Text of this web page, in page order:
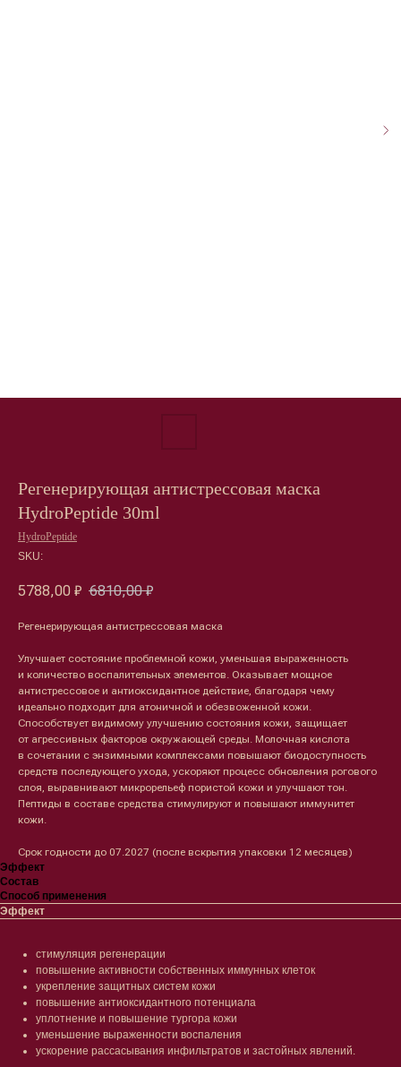
Регенерирующая антистрессовая маска
HydroPeptide 30ml
HydroPeptide
SKU:
5788,00 ₽ 6810,00 ₽
Регенерирующая антистрессовая маска
Улучшает состояние проблемной кожи, уменьшая выраженность
и количество воспалительных элементов. Оказывает мощное
антистрессовое и антиоксидантное действие, благодаря чему
идеально подходит для атоничной и обезвоженной кожи.
Способствует видимому улучшению состояния кожи, защищает
от агрессивных факторов окружающей среды. Молочная кислота
в сочетании с энзимными комплексами повышают биодоступность
средств последующего ухода, ускоряют процесс обновления рогового
слоя, выравнивают микрорельеф пористой кожи и улучшают тон.
Пептиды в составе средства стимулируют и повышают иммунитет
кожи.
Срок годности до 07.2027 (после вскрытия упаковки 12 месяцев)
Эффект
Состав
Способ применения
Эффект
стимуляция регенерации
повышение активности собственных иммунных клеток
укрепление защитных систем кожи
повышение антиоксидантного потенциала
уплотнение и повышение тургора кожи
уменьшение выраженности воспаления
ускорение рассасывания инфильтратов и застойных явлений.
Кремы
Очищение
Шея и зона декольте
Пилинги/масла
Уход за руками
Уход за ногами
Средства для ванны
Гаджеты
Лицо
Проблемы
Очищение
Сыворотки/ эссенции
Ретинол
Защита от солнца
Тонизация
Восстановление
Маски и патчи
Уход за губами